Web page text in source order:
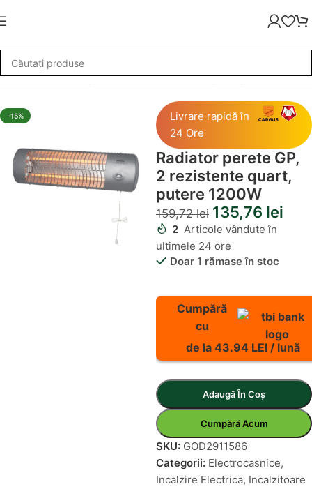
»Radiator perete GP, 2 rezistente quart, putere 1200W
-15%
Livrare rapidă în
24 Ore
Radiator perete GP,
2 rezistente quart,
putere 1200W
159,72lei 135,76 lei
2 Articole vândute în
ultimele 24 ore
Doar 1 rămase în stoc
Cumpără
cu
de la 43.94 LEI / lună
Adaugă În Coș
Cumpără Acum
SKU: GOD2911586
Categorii: Electrocasnice,
Incalzire Electrica, Incalzitoare